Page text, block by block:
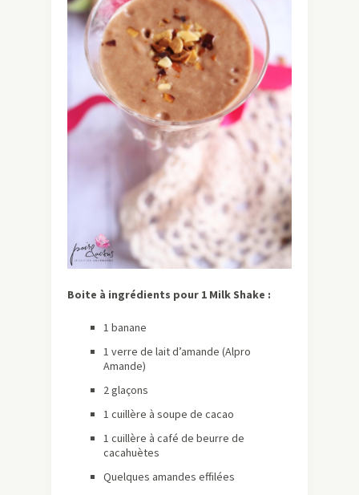
Boite à ingrédients pour 1 Milk Shake :
1 banane
1 verre de lait d’amande (Alpro
Amande)
2 glaçons
1 cuillère à soupe de cacao
1 cuillère à café de beurre de
cacahuètes
Quelques amandes effilées